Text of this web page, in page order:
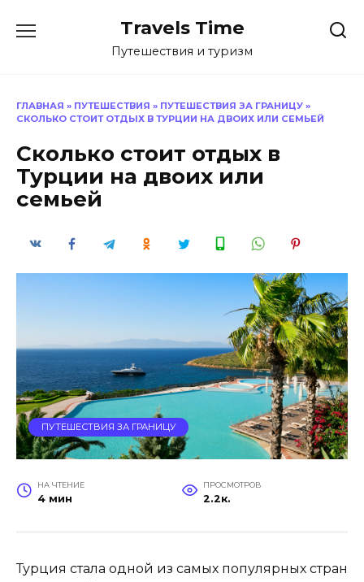
Travels Time
Путешествия и туризм
ГЛАВНАЯ » ПУТЕШЕСТВИЯ » ПУТЕШЕСТВИЯ ЗА ГРАНИЦУ »
СКОЛЬКО СТОИТ ОТДЫХ В ТУРЦИИ НА ДВОИХ ИЛИ СЕМЬЕЙ
Сколько стоит отдых в
Турции на двоих или
семьей
ПУТЕШЕСТВИЯ ЗА ГРАНИЦУ
НА ЧТЕНИЕ
4 мин
ПРОСМОТРОВ
2.2к.
Турция стала одной из самых популярных стран